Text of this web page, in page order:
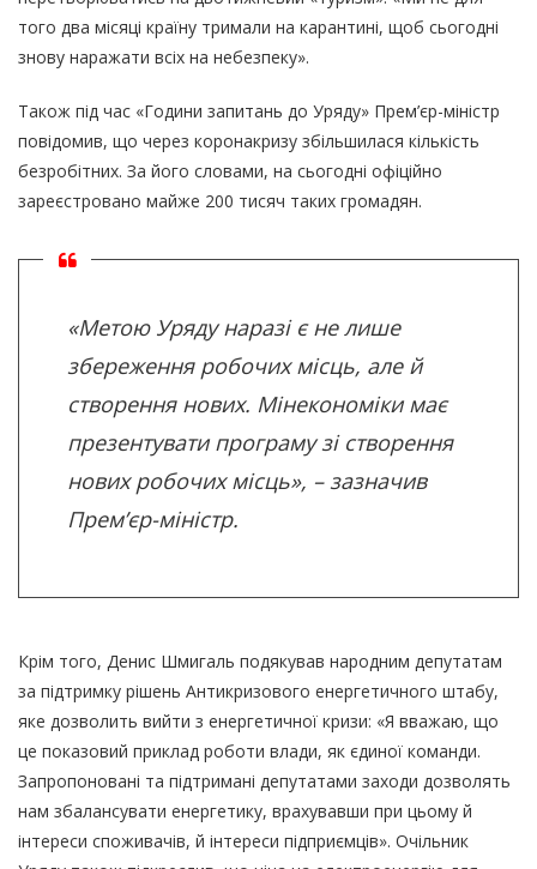
того два місяці країну тримали на карантині, щоб сьогодні
знову наражати всіх на небезпеку».
Також під час «Години запитань до Уряду» Прем’єр-міністр
повідомив, що через коронакризу збільшилася кількість
безробітних. За його словами, на сьогодні офіційно
зареєстровано майже 200 тисяч таких громадян.
«Метою Уряду наразі є не лише
збереження робочих місць, але й
створення нових. Мінекономіки має
презентувати програму зі створення
нових робочих місць», – зазначив
Прем’єр-міністр.
Крім того, Денис Шмигаль подякував народним депутатам
за підтримку рішень Антикризового енергетичного штабу,
яке дозволить вийти з енергетичної кризи: «Я вважаю, що
це показовий приклад роботи влади, як єдиної команди.
Запропоновані та підтримані депутатами заходи дозволять
нам збалансувати енергетику, врахувавши при цьому й
інтереси споживачів, й інтереси підприємців». Очільник